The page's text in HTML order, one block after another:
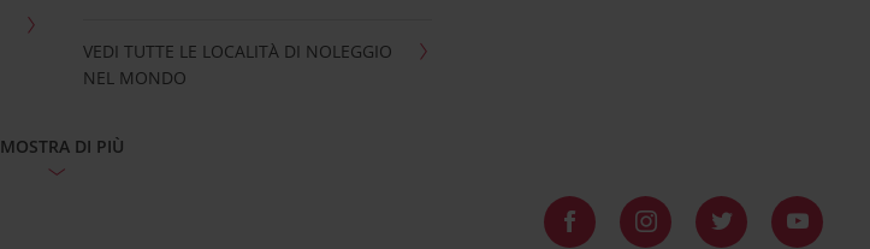
VEDI TUTTE LE LOCALITÀ DI NOLEGGIO
NEL MONDO
MOSTRA DI PIÙ